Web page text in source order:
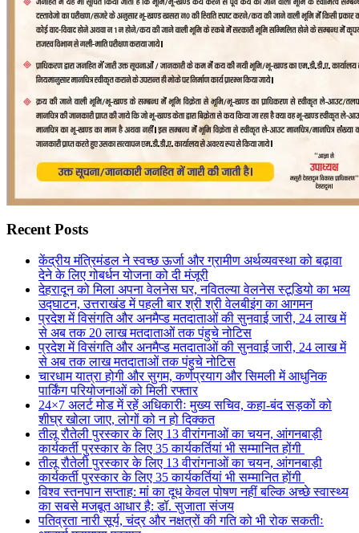
Recent Posts
केंद्रीय मंत्रिमंडल ने स्वच्छ ऊर्जा और ग्रामीण अर्थव्यवस्था को बढ़ावा
देने के लिए गोबर्धन योजना को दी मंजूरी
देहरादून को मिला अपना वेलनेस घर, नवितल्या वेलनेस स्टूडियो का भव्य
उद्घाटन, उत्तराखंड में पहली बार श्री श्री वेलबीइंग का आगमन
प्रदेश में विसंगति और अनमैप्ड मतदाताओं की सुनवाई जारी, 24 लाख में
से अब तक 20 लाख मतदाताओं तक पंहुचे नोटिस
प्रदेश में विसंगति और अनमैप्ड मतदाताओं की सुनवाई जारी, 24 लाख में
से अब तक लाख मतदाताओं तक पंहुचे नोटिस
चारधाम यात्रा होगी और सुगम, कर्णप्रयाग और सिमली में आधुनिक
पार्किंग परियोजनाओं को मिली रफ्तार
24×7 अलर्ट मोड में रहें अधिकारीः मुख्य सचिव, कहा-बंद सड़कों को
शीघ्र खोला जाए, लोगों को न हो दिक्कत
तीलू रौतेली पुरस्कार के लिए 13 वीरांगनाओं का चयन, आंगनबाड़ी
कार्यकर्ती पुरस्कार के लिए 35 कार्यकर्तियां भी सम्मानित होंगी
तीलू रौतेली पुरस्कार के लिए 13 वीरांगनाओं का चयन, आंगनबाड़ी
कार्यकर्ती पुरस्कार के लिए 35 कार्यकर्तियां भी सम्मानित होंगी
विश्व स्तनपान सप्ताह: मां का दूध केवल पोषण नहीं बल्कि अच्छे स्वास्थ्य
का सबसे मजबूत आधार है: डॉ. सुजाता संजय
पतिव्रता नारी सूर्य, चंद्र और नक्षत्रों की गति को भी रोक सकतीः